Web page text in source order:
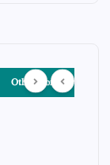
Other Story